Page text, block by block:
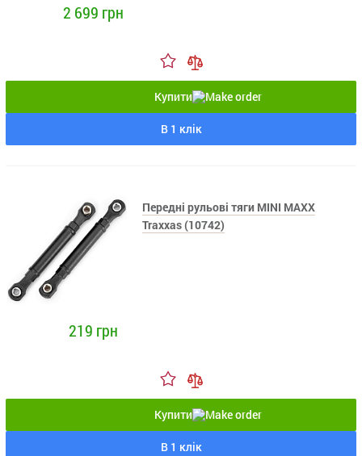
2 699 грн
Купити
В 1 клік
Передні рульові тяги MINI MAXX
Traxxas (10742)
219 грн
Купити
В 1 клік